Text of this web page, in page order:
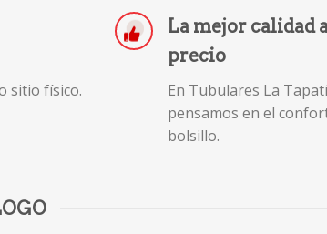
sitio físico.
La mejor calidad
precio
En Tubulares La
pensamos en el
bolsillo.